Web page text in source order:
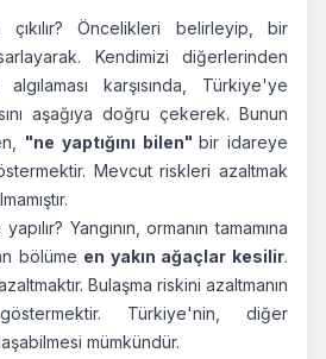
Öncelikleri belirleyip, bir
Kendimizi diğerlerinden
karşısında, Türkiye'ye
aşağıya doğru çekerek. Bunun
"ne yaptığını bilen"bir idareye
Mevcut riskleri azaltmak
Yangının, ormanın tamamına
bölüme en yakın ağaçlar kesilir.
Bulaşma riskini azaltmanın
Türkiye'nin, diğer
mümkündür.